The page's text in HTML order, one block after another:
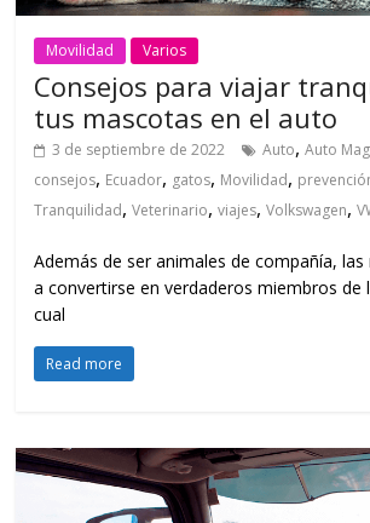
Movilidad Varios
Consejos para viajar
tus mascotas en el auto
3 de septiembre de 2022 Auto,Auto
consejos, Ecuador, gatos, Movilidad,
Tranquilidad,Veterinario,viajes,Volkswagen,
Además de ser animales de compañía,
a convertirse en verdaderos miembros de
cual
Read more